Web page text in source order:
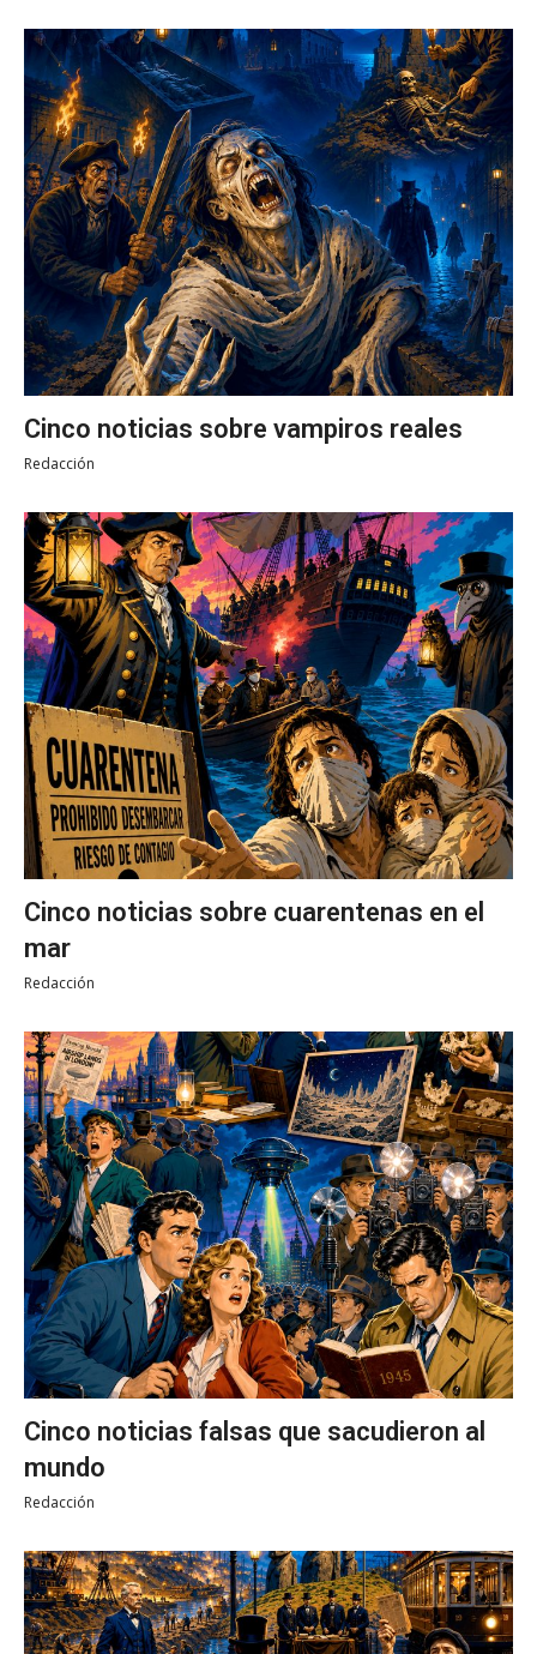
Cinco noticias sobre vampiros reales
Redacción
Cinco noticias sobre cuarentenas en el
mar
Redacción
Cinco noticias falsas que sacudieron al
mundo
Redacción